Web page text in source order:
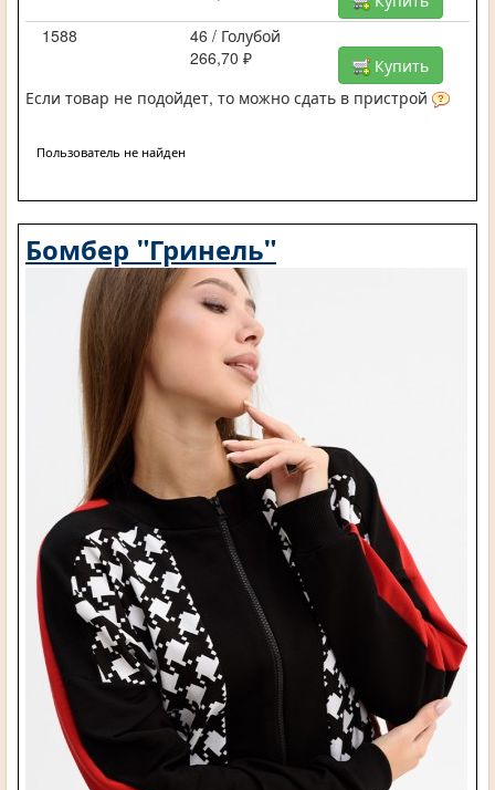
1588
46 / Голубой
266,70 ₽
Купить
Если товар не подойдет, то можно сдать в пристрой
Пользователь не найден
Бомбер "Гринель"